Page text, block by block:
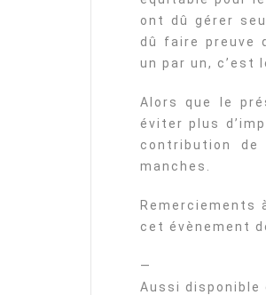
ont dû gérer
dû faire preuve
un par un, c’est
Alors que le
éviter plus
contribution
manches.
Remerciements
cet évènement
—
Aussi disponible